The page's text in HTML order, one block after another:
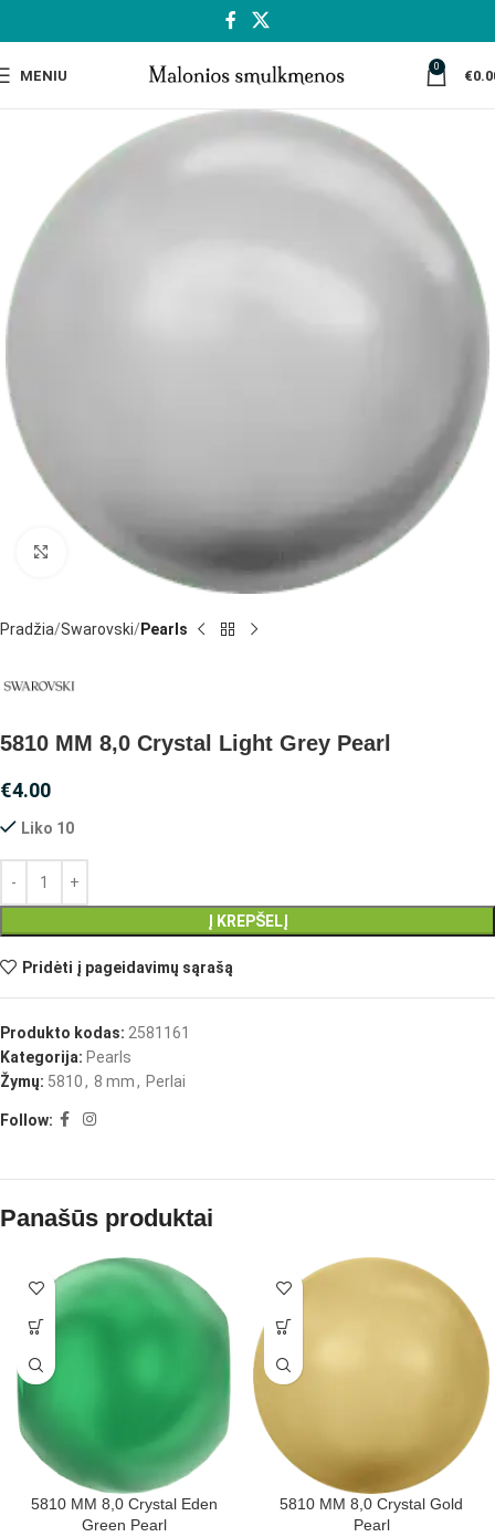
MENIU
0
€
Spustelėkite, jei norite padidinti
Pradžia Swarovski Pearls
5810 MM 8,0 Crystal Light Grey Pearl
€4.00
Liko 10
Į KREPŠELĮ
Pridėti į pageidavimų sąrašą
Produkto kodas: 2581161
Kategorija: Pearls
Žymų: 5810, 8 mm, Perlai
Follow:
Panašūs produktai
5810 MM 8,0 Crystal Eden
Green Pearl
5810 MM 8,0 Crystal Gold
Pearl